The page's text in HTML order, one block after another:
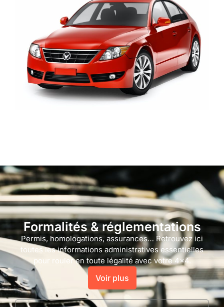
Formalités & réglementations
Permis, homologations, assurances… Retrouvez ici
toutes les informations administratives essentielles
pour rouler en toute légalité avec votre 4×4.
Voir plus